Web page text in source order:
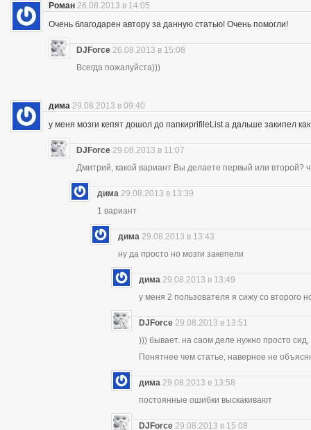
Роман 26.08.2013 в 14:05
Очень благодарен автору за данную статью! Очень помогли!
DJForce 26.08.2013 в 15:08
Всегда пожалуйста)))
дима 29.08.2013 в 09:40
у меня мозги кепят дошол до папкиprifileList а дальше закипел
DJForce 29.08.2013 в 11:07
Дмитрий, какой вариант Вы делаете первый или второй?
дима 29.08.2013 в 13:39
1 вариант
дима 29.08.2013 в 13:43
ну да просто но мозги закепели
дима 29.08.2013 в 13:49
у меня 2 пользователя я сижу со второго
DJForce 29.08.2013 в 13:51
))) бывает. на саом деле нужно просто
Понятнее чем статье, наверное не
дима 29.08.2013 в 13:58
постоянные ошибки выскакивают
DJForce 29.08.2013 в 15:08